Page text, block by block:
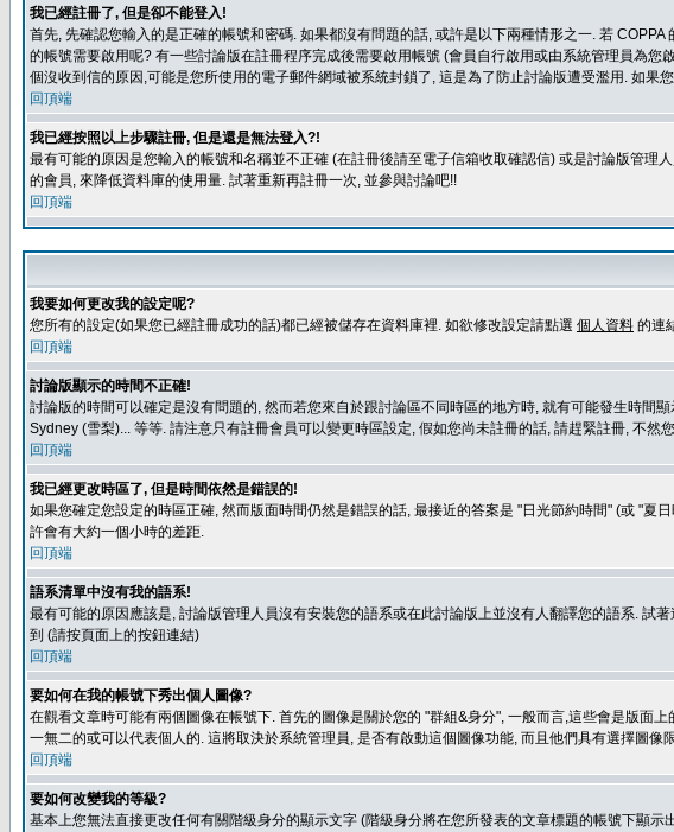
我已經註冊了, 但是卻不能登入!
首先, 先確認您輸入的是正確的帳號和密碼. 如果都沒有問題的話, 或許是以下兩種情形之一. 若 COPPA
的帳號需要啟用呢? 有一些討論版在註冊程序完成後需要啟用帳號 (會員自行啟用或由系統管理員為
個沒收到信的原因,可能是您所使用的電子郵件網域被系統封鎖了, 這是為了防止討論版遭受濫用. 如果
回頂端
我已經按照以上步驟註冊, 但是還是無法登入?!
最有可能的原因是您輸入的帳號和名稱並不正確 (在註冊後請至電子信箱收取確認信) 或是討論版管
的會員, 來降低資料庫的使用量. 試著重新再註冊一次, 並參與討論吧!!
回頂端
我要如何更改我的設定呢?
您所有的設定(如果您已經註冊成功的話)都已經被儲存在資料庫裡. 如欲修改設定請點選 個人資料 的連
回頂端
討論版顯示的時間不正確!
討論版的時間可以確定是沒有問題的, 然而若您來自於跟討論區不同時區的地方時, 就有可能發生時間
Sydney (雪梨)... 等等. 請注意只有註冊會員可以變更時區設定, 假如您尚未註冊的話, 請趕緊註冊, 不然
回頂端
我已經更改時區了, 但是時間依然是錯誤的!
如果您確定您設定的時區正確, 然而版面時間仍然是錯誤的話, 最接近的答案是 "日光節約時間" (或 "
許會有大約一個小時的差距.
回頂端
語系清單中沒有我的語系!
最有可能的原因應該是, 討論版管理人員沒有安裝您的語系或在此討論版上並沒有人翻譯您的語系.
到 (請按頁面上的按鈕連結)
回頂端
要如何在我的帳號下秀出個人圖像?
在觀看文章時可能有兩個圖像在帳號下. 首先的圖像是關於您的 "群組&身分", 一般而言,這些會是版面
一無二的或可以代表個人的. 這將取決於系統管理員, 是否有啟動這個圖像功能, 而且他們具有選擇圖
回頂端
要如何改變我的等級?
基本上您無法直接更改任何有關階級身分的顯示文字 (階級身分將在您所發表的文章標題的帳號下顯